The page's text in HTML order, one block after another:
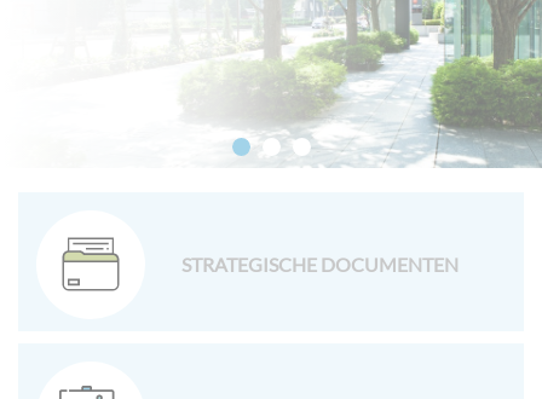
STRATEGISCHE DOCUMENTEN